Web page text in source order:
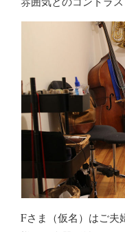
Fさま（仮名）はご夫